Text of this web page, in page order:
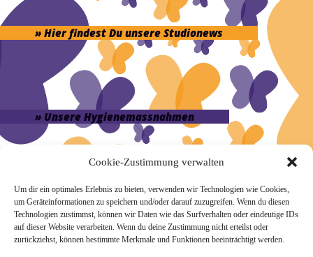
Cookie-Zustimmung verwalten
Um dir ein optimales Erlebnis zu bieten, verwenden wir Technologien wie Cookies,
um Geräteinformationen zu speichern und/oder darauf zuzugreifen. Wenn du diesen
Technologien zustimmst, können wir Daten wie das Surfverhalten oder eindeutige IDs
auf dieser Website verarbeiten. Wenn du deine Zustimmung nicht erteilst oder
zurückziehst, können bestimmte Merkmale und Funktionen beeinträchtigt werden.
» Hier findest Du unsere Studionews
» Unsere Hygienemassnahmen
Melde Dich hier zum Yogimotion Newsletter an:
Wenn Du magst, schicke ich Dir ungefähr monatlich Infos zu
aktuellen Kursen und Workshops bei Yogimotion. Du kannst